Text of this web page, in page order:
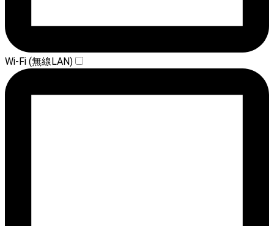
Wi-Fi (無線LAN)